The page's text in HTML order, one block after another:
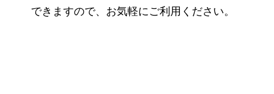
できますので、お気軽にご利用ください。